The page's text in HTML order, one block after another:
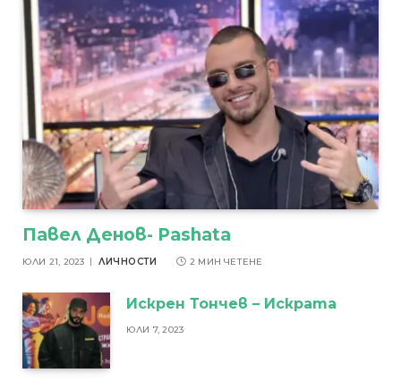
Павел Денов- Pashata
ЮЛИ 21, 2023 ЛИЧНОСТИ 2 МИН ЧЕТЕНЕ
Искрен Тончев – Искрата
ЮЛИ 7, 2023